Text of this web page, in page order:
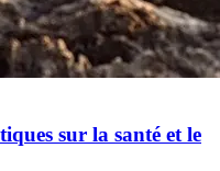
sur la santé et le